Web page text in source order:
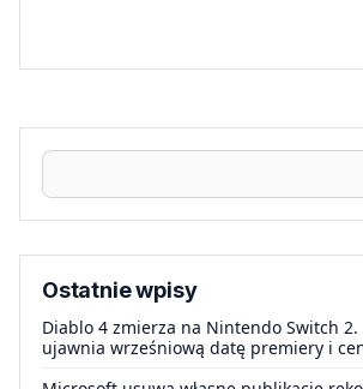
Ostatnie wpisy
Diablo 4 zmierza na Nintendo Switch 2.
ujawnia wrześniową datę premiery i